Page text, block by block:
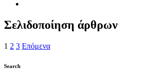
Σελιδοποίηση άρθρων
1 2 3 Επόμενα
Search